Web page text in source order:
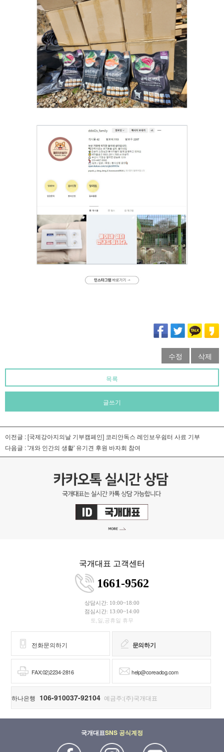
수정 삭제
목록
글쓰기
이전글 :[국제강아지의날 기부캠페인] 코리안독스 레인보우쉼터 사료 기부
다음글 :'개와 인간의 생활' 유기견 후원 바자회 참여
국개대표 고객센터
1661-9562
상담시간: 10:00~18:00
점심시간: 13:00~14:00
토,일,공휴일 휴무
전화문의하기 문의하기
FAX:02)2234-2816 help@coreadog.com
하나은행 106-910037-92104 예금주:(주)국개대표
국개대표SNS 공식계정